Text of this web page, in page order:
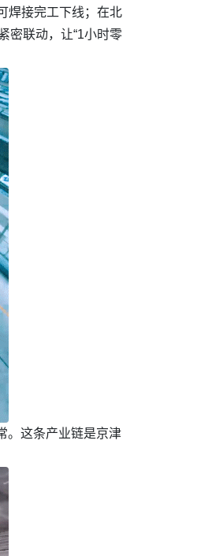
焊接完工下线；在北
密联动，让“1小时零
。这条产业链是京津